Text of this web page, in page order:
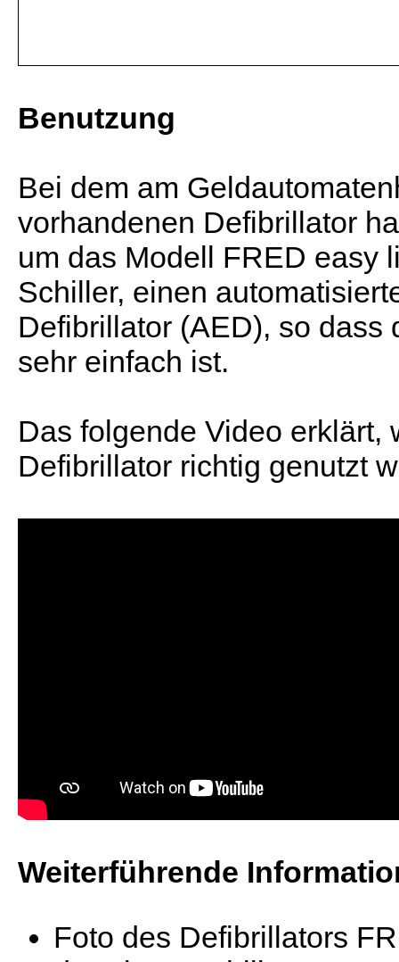
Benutzung
Bei dem am
vorhandenen Defibrillator
um das Modell FRED easy
Schiller, einen
Defibrillator (AED), so dass
sehr einfach ist.
Das folgende Video erklärt,
Defibrillator richtig genutzt
Weiterführende
Foto des Defibrillators